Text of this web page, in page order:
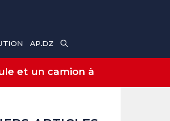
AP.DZ
et un camion à